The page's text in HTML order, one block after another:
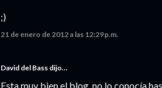
;)
21 de enero de 2012 a las 12:29 p.m.
David del Bass dijo…
Esta muy bien el blog, no lo conocía